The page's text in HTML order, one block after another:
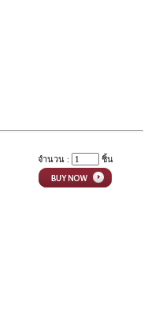
จำนวน : ชิ้น